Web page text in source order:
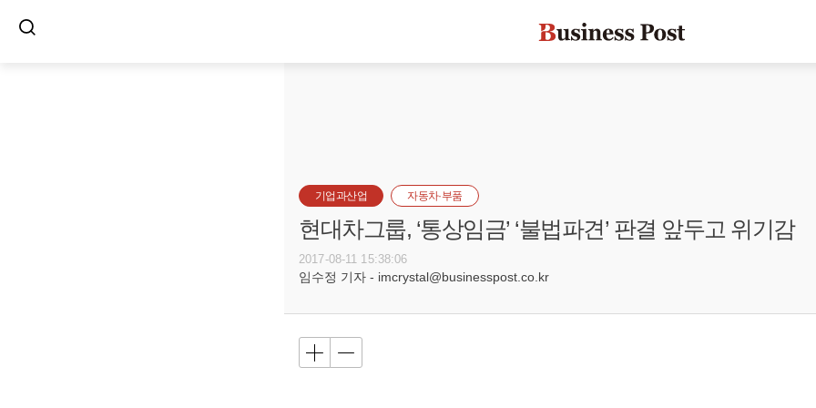
기업과산업 자동차·부품
현대차그룹, ‘통상임금’ ‘불법파견’ 판결 앞두고 위기감
2017-08-11 15:38:06
임수정 기자 - imcrystal@businesspost.co.kr